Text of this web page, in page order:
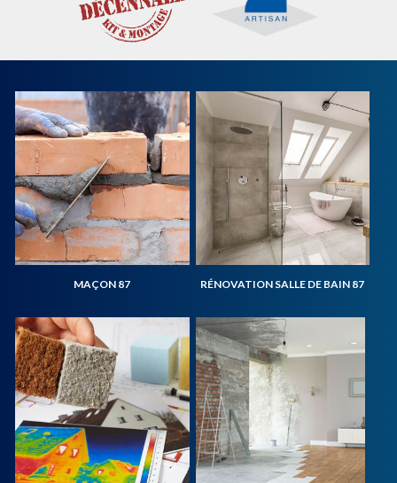
MAÇON 87 RÉNOVATION SALLE DE BAIN 87